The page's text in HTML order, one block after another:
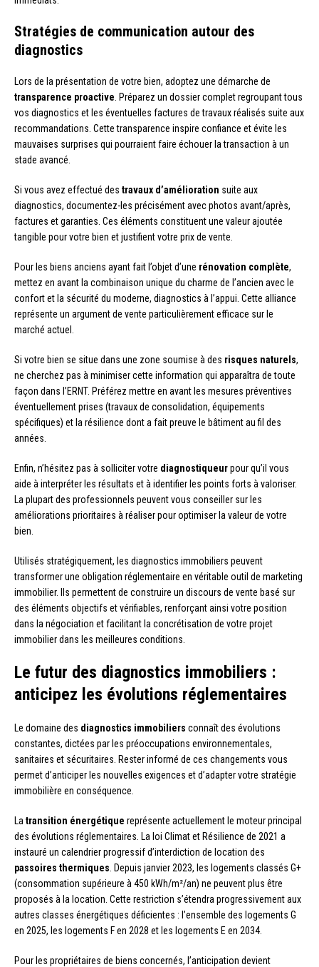
Stratégies de communication autour des
diagnostics
Lors de la présentation de votre bien, adoptez une démarche de
transparence proactive . Préparez un dossier complet regroupant tous
vos diagnostics et les éventuelles factures de travaux réalisés suite aux
recommandations. Cette transparence inspire confiance et évite les
mauvaises surprises qui pourraient faire échouer la transaction à un
stade avancé.
Si vous avez effectué des travaux d’amélioration suite aux
diagnostics, documentez-les précisément avec photos avant/après,
factures et garanties. Ces éléments constituent une valeur ajoutée
tangible pour votre bien et justifient votre prix de vente.
Pour les biens anciens ayant fait l’objet d’une rénovation complète,
mettez en avant la combinaison unique du charme de l’ancien avec le
confort et la sécurité du moderne, diagnostics à l’appui. Cette alliance
représente un argument de vente particulièrement efficace sur le
marché actuel.
Si votre bien se situe dans une zone soumise à des risques naturels,
ne cherchez pas à minimiser cette information qui apparaîtra de toute
façon dans l’ERNT. Préférez mettre en avant les mesures préventives
éventuellement prises (travaux de consolidation, équipements
spécifiques) et la résilience dont a fait preuve le bâtiment au fil des
années.
Enfin, n’hésitez pas à solliciter votre diagnostiqueurpour qu’il vous
aide à interpréter les résultats et à identifier les points forts à valoriser.
La plupart des professionnels peuvent vous conseiller sur les
améliorations prioritaires à réaliser pour optimiser la valeur de votre
bien.
Utilisés stratégiquement, les diagnostics immobiliers peuvent
transformer une obligation réglementaire en véritable outil de marketing
immobilier. Ils permettent de construire un discours de vente basé sur
des éléments objectifs et vérifiables, renforçant ainsi votre position
dans la négociation et facilitant la concrétisation de votre projet
immobilier dans les meilleures conditions.
Le futur des diagnostics immobiliers :
anticipez les évolutions réglementaires
Le domaine des diagnostics immobiliers connaît des évolutions
constantes, dictées par les préoccupations environnementales,
sanitaires et sécuritaires. Rester informé de ces changements vous
permet d’anticiper les nouvelles exigences et d’adapter votre stratégie
immobilière en conséquence.
La transition énergétique représente actuellement le moteur principal
des évolutions réglementaires. La loi Climat et Résilience de 2021 a
instauré un calendrier progressif d’interdiction de location des
passoires thermiques . Depuis janvier 2023, les logements classés G+
(consommation supérieure à 450 kWh/m²/an) ne peuvent plus être
proposés à la location. Cette restriction s’étendra progressivement aux
autres classes énergétiques déficientes : l’ensemble des logements G
en 2025, les logements F en 2028 et les logements E en 2034.
Pour les propriétaires de biens concernés, l’anticipation devient